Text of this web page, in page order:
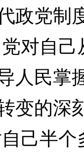
政党制
对自
人民掌
变的深
己半